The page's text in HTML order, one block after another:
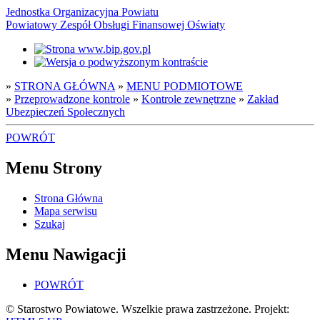
Jednostka Organizacyjna Powiatu
Powiatowy Zespół Obsługi Finansowej Oświaty
» STRONA GŁÓWNA » MENU PODMIOTOWE
» Przeprowadzone kontrole » Kontrole zewnętrzne » Zakład
Ubezpieczeń Społecznych
POWRÓT
Menu Strony
Strona Główna
Mapa serwisu
Szukaj
Menu Nawigacji
POWRÓT
© Starostwo Powiatowe. Wszelkie prawa zastrzeżone. Projekt: